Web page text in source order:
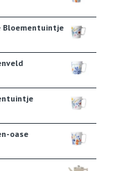
Bloementuintje
oase